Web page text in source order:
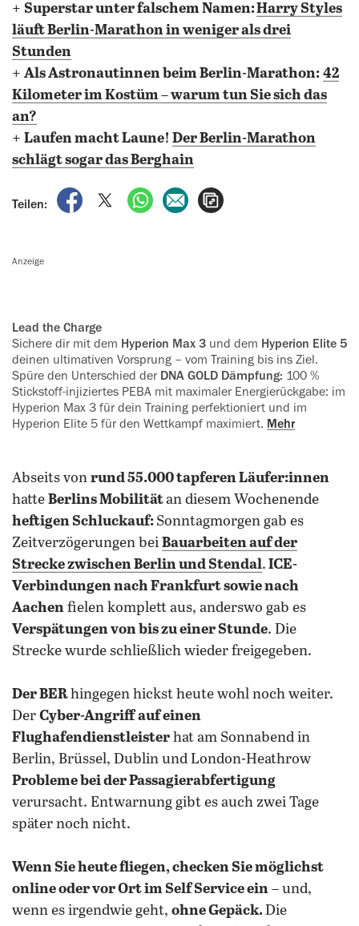
+ Superstar unter falschem Namen:Harry Styles
läuft Berlin-Marathon in weniger als drei
Stunden
+ Als Astronautinnen beim Berlin-Marathon: 42
Kilometer im Kostüm – warum tun Sie sich das
an?
+ Laufen macht Laune! Der Berlin-Marathon
schlägt sogar das Berghain
Teilen:
auf Facebook teilen
auf X teilenper WhatsApp teilen
per E-Mail teilen
Anzeige
Lead the Charge
Sichere dir mit dem Hyperion Max 3 und dem Hyperion Elite 5
deinen ultimativen Vorsprung – vom Training bis ins Ziel.
Spüre den Unterschied der DNA GOLD Dämpfung: 100 %
Stickstoff-injiziertes PEBA mit maximaler Energierückgabe: im
Hyperion Max 3 für dein Training perfektioniert und im
Hyperion Elite 5 für den Wettkampf maximiert. Mehr
Abseits von rund 55.000 tapferen Läufer:innen
hatte Berlins Mobilitätan diesem Wochenende
heftigen Schluckauf: Sonntagmorgen gab es
Zeitverzögerungen bei Bauarbeiten auf der
Strecke zwischen Berlin und Stendal. ICE-
Verbindungen nach Frankfurt sowie nach
Aachen fielen komplett aus, anderswo gab es
Verspätungen von bis zu einer Stunde. Die
Strecke wurde schließlich wieder freigegeben.
Der BERhingegen hickst heute wohl noch weiter.
Der Cyber-Angriff auf einen
Flughafendienstleister hat am Sonnabend in
Berlin, Brüssel, Dublin und London-Heathrow
Probleme bei der Passagierabfertigung
verursacht. Entwarnung gibt es auch zwei Tage
später noch nicht.
Wenn Sie heute fliegen, checken Sie möglichst
online oder vor Ort im Self Service ein – und,
wenn es irgendwie geht, ohne Gepäck.Die